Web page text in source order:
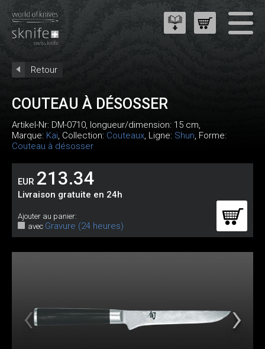
Retour
COUTEAU À DÉSOSSER
Artikel-Nr: DM-0710, longueur/dimension: 15 cm,
Marque: Kai, Collection: Couteaux, Ligne: Shun, Forme:
Couteau à désosser
EUR 213.34
Livraison gratuite en 24h
Ajouter au panier:
avec Gravure (24 heures)